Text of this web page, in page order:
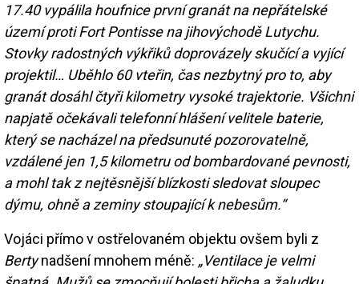
17.40 vypálila houfnice první granát na nepřátelské
území proti Fort Pontisse na jihovýchodě Lutychu.
Stovky radostných výkřiků doprovázely skučící a vyjící
projektil… Uběhlo 60 vteřin, čas nezbytný pro to, aby
granát dosáhl čtyři kilometry vysoké trajektorie. Všichni
napjatě očekávali telefonní hlášení velitele baterie,
který se nacházel na předsunuté pozorovatelně,
vzdálené jen 1,5 kilometru od bombardované pevnosti,
a mohl tak z nejtěsnější blízkosti sledovat sloupec
dýmu, ohně a zeminy stoupající k nebesům.“
Vojáci přímo v ostřelovaném objektu ovšem byli z
Bertynadšení mnohem méně: „Ventilace je velmi